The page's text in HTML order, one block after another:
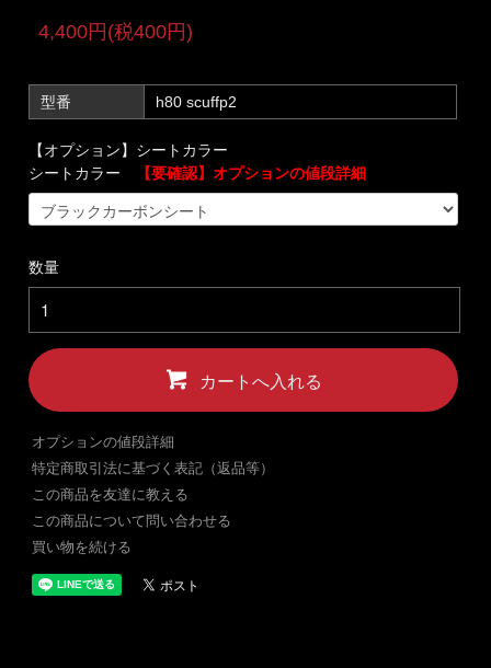
4,400円(税400円)
型番 h80 scuffp2
【オプション】シートカラー
シートカラー
【要確認】オプションの値段詳細
数量
カートへ入れる
オプションの値段詳細
特定商取引法に基づく表記（返品等）
この商品を友達に教える
この商品について問い合わせる
買い物を続ける